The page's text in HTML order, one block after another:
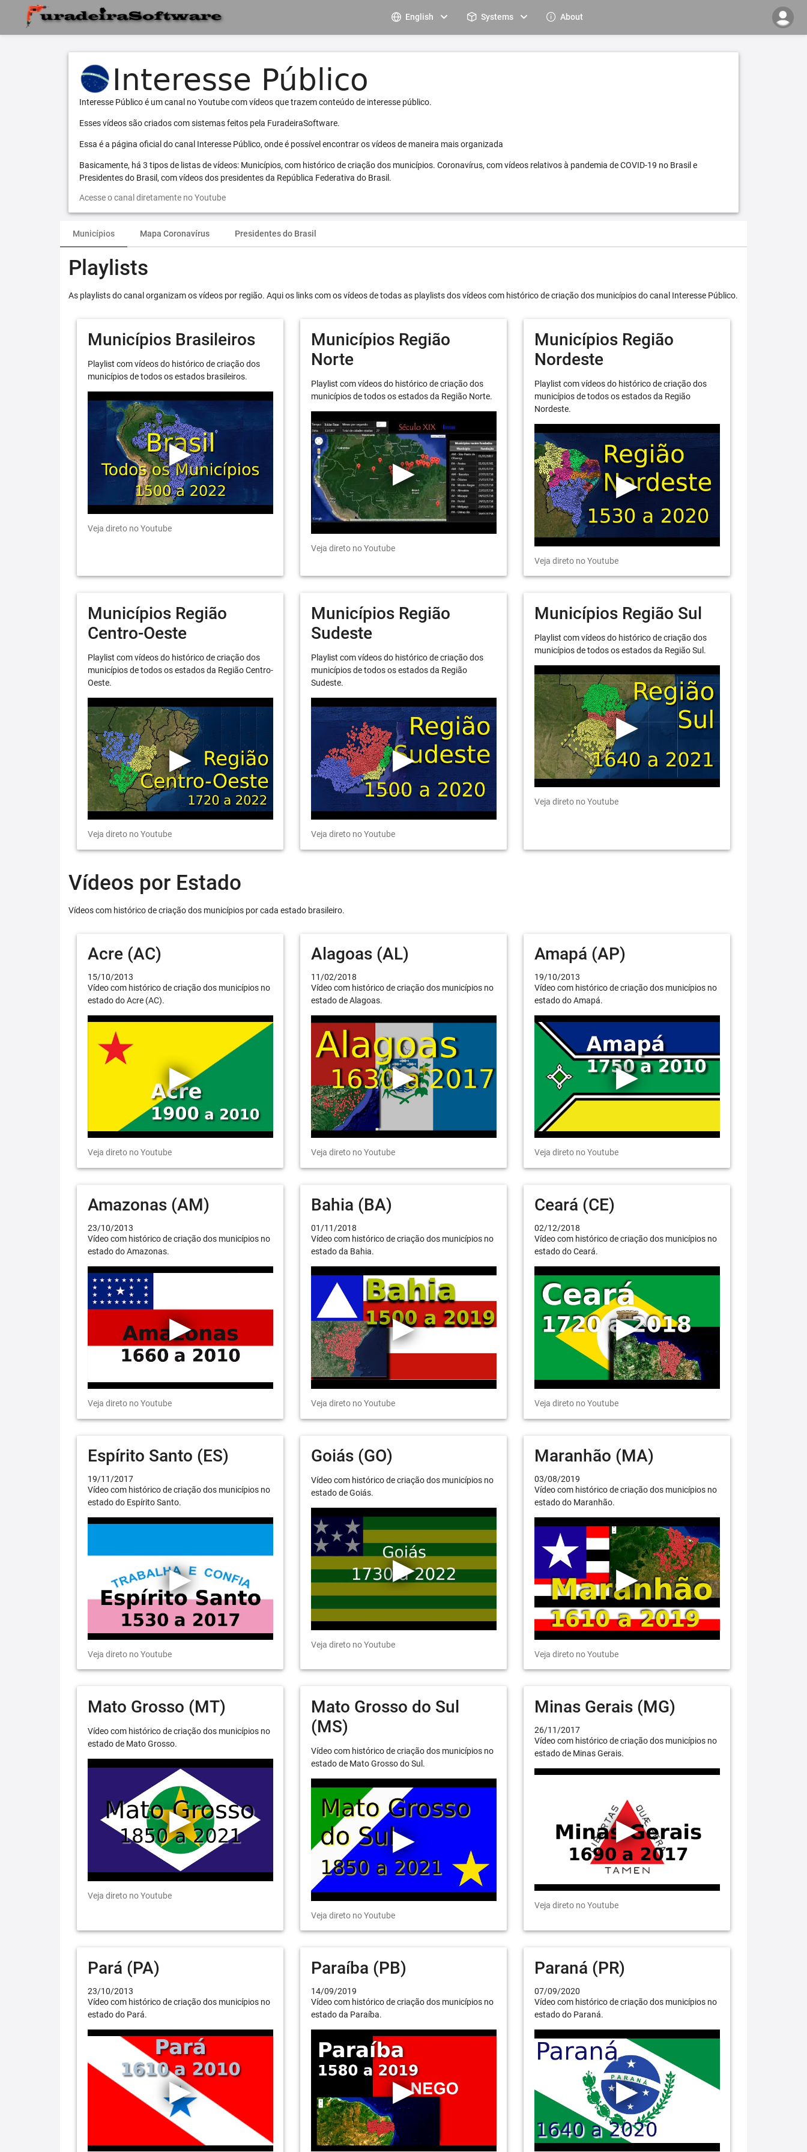
English Systems About
Interesse Público é um canal no Youtube com vídeos que trazem conteúdo de interesse público.
Esses vídeos são criados com sistemas feitos pela FuradeiraSoftware.
Essa é a página oficial do canal Interesse Público, onde é possível encontrar os vídeos de maneira mais organizada
Basicamente, há 3 tipos de listas de vídeos: Municípios, com histórico de criação dos municípios. Coronavírus, com vídeos relativos à pandemia de COVID-19 no Brasil e
Presidentes do Brasil, com vídeos dos presidentes da República Federativa do Brasil.
Acesse o canal diretamente no Youtube
Municípios Mapa Coronavírus Presidentes do Brasil
Playlists
As playlists do canal organizam os vídeos por região. Aqui os links com os vídeos de todas as playlists dos vídeos com histórico de criação dos municípios do canal Interesse Público.
Municípios Brasileiros
Playlist com vídeos do histórico de criação dos
municípios de todos os estados brasileiros.
Veja direto no Youtube
Municípios Região
Norte
Playlist com vídeos do histórico de criação dos
municípios de todos os estados da Região Norte.
Veja direto no Youtube
Municípios Região
Nordeste
Playlist com vídeos do histórico de criação dos
municípios de todos os estados da Região
Nordeste.
Veja direto no Youtube
Municípios Região
Centro-Oeste
Playlist com vídeos do histórico de criação dos
municípios de todos os estados da Região Centro-
Oeste.
Veja direto no Youtube
Municípios Região
Sudeste
Playlist com vídeos do histórico de criação dos
municípios de todos os estados da Região
Sudeste.
Veja direto no Youtube
Municípios Região Sul
Playlist com vídeos do histórico de criação dos
municípios de todos os estados da Região Sul.
Veja direto no Youtube
Vídeos por Estado
Vídeos com histórico de criação dos municípios por cada estado brasileiro.
Acre (AC)
15/10/2013
Vídeo com histórico de criação dos municípios no
estado do Acre (AC).
Veja direto no Youtube
Alagoas (AL)
11/02/2018
Vídeo com histórico de criação dos municípios no
estado de Alagoas.
Veja direto no Youtube
Amapá (AP)
19/10/2013
Vídeo com histórico de criação dos municípios no
estado do Amapá.
Veja direto no Youtube
Amazonas (AM)
23/10/2013
Vídeo com histórico de criação dos municípios no
estado do Amazonas.
Veja direto no Youtube
Bahia (BA)
01/11/2018
Vídeo com histórico de criação dos municípios no
estado da Bahia.
Veja direto no Youtube
Ceará (CE)
02/12/2018
Vídeo com histórico de criação dos municípios no
estado do Ceará.
Veja direto no Youtube
Espírito Santo (ES)
19/11/2017
Vídeo com histórico de criação dos municípios no
estado do Espírito Santo.
Veja direto no Youtube
Goiás (GO)
Vídeo com histórico de criação dos municípios no
estado de Goiás.
Veja direto no Youtube
Maranhão (MA)
03/08/2019
Vídeo com histórico de criação dos municípios no
estado do Maranhão.
Veja direto no Youtube
Mato Grosso (MT)
Vídeo com histórico de criação dos municípios no
estado de Mato Grosso.
Veja direto no Youtube
Mato Grosso do Sul
(MS)
Vídeo com histórico de criação dos municípios no
estado de Mato Grosso do Sul.
Veja direto no Youtube
Minas Gerais (MG)
26/11/2017
Vídeo com histórico de criação dos municípios no
estado de Minas Gerais.
Veja direto no Youtube
Pará (PA)
23/10/2013
Vídeo com histórico de criação dos municípios no
estado do Pará.
Paraíba (PB)
14/09/2019
Vídeo com histórico de criação dos municípios no
estado da Paraíba.
Paraná (PR)
07/09/2020
Vídeo com histórico de criação dos municípios no
estado do Paraná.